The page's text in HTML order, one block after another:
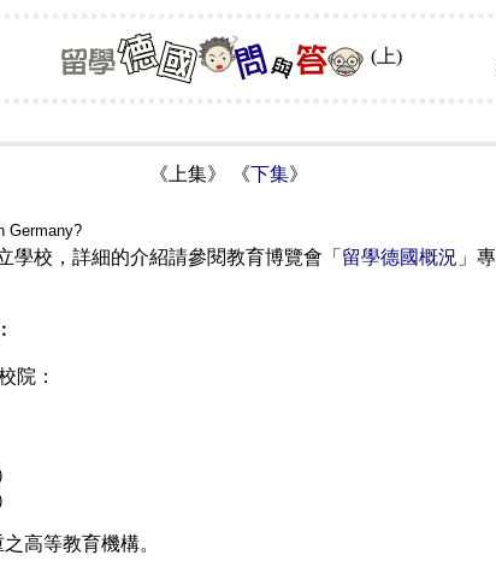
(上)
《上集》 《下集》
Germany?
校，詳細的介紹請參閱教育博覽會「 留學德國概況 」
院：
高等教育機構。